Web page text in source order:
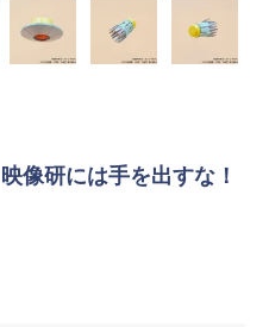
像研には手を出すな！